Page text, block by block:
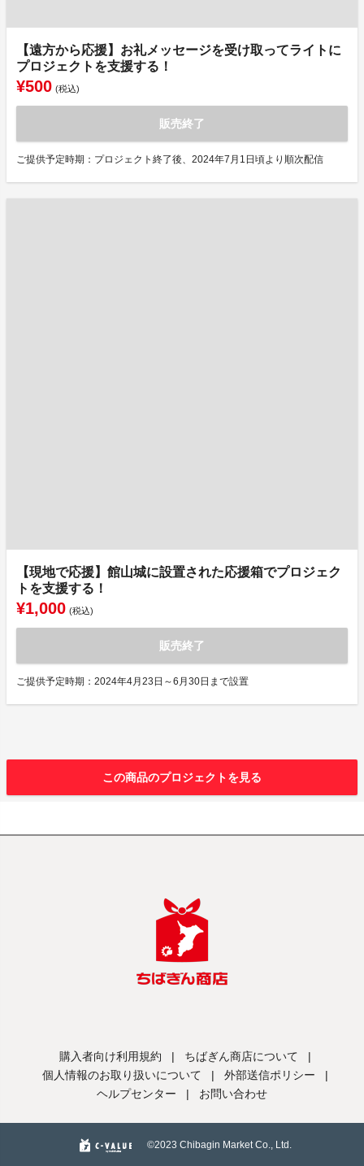
【遠方から応援】お礼メッセージを受け取ってライトに
プロジェクトを支援する！
¥500 (税込)
販売終了
ご提供予定時期：プロジェクト終了後、2024年7月1日頃より順次配信
【現地で応援】館山城に設置された応援箱でプロジェク
トを支援する！
¥1,000 (税込)
販売終了
ご提供予定時期：2024年4月23日～6月30日まで設置
この商品のプロジェクトを見る
購入者向け利用規約 | ちばぎん商店について
|
個人情報のお取り扱いについて
| 外部送信ポリシー
|
ヘルプセンター
| お問い合わせ
©️2023 Chibagin Market Co., Ltd.